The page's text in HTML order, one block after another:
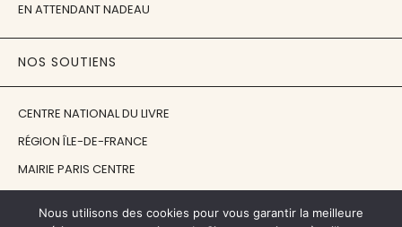
EN ATTENDANT NADEAU
NOS SOUTIENS
CENTRE NATIONAL DU LIVRE
RÉGION ÎLE-DE-FRANCE
MAIRIE PARIS CENTRE
Nous utilisons des cookies pour vous garantir la meilleure